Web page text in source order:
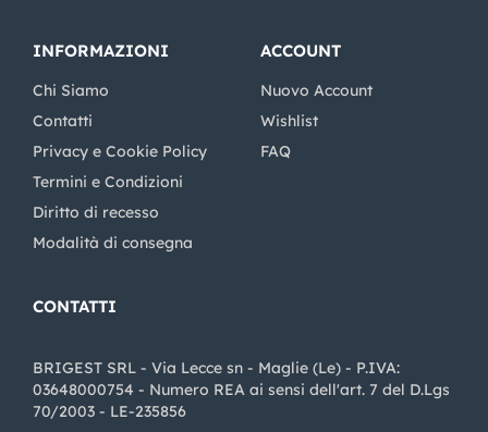
INFORMAZIONI
Chi Siamo
Contatti
Privacy e Cookie Policy
Termini e Condizioni
Diritto di recesso
Modalità di consegna
ACCOUNT
Nuovo Account
Wishlist
FAQ
CONTATTI
BRIGEST SRL - Via Lecce sn - Maglie (Le) - P.IVA:
03648000754 - Numero REA ai sensi dell'art. 7 del D.Lgs
70/2003 - LE-235856